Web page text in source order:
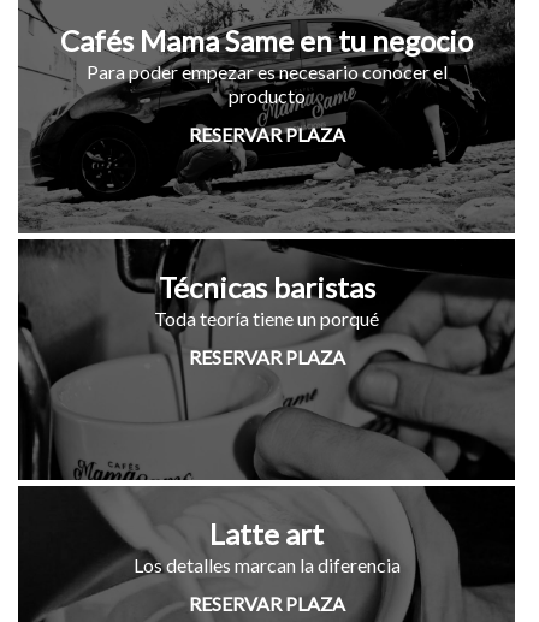
Cafés Mama Same en tu negocio
Para poder empezar es necesario conocer el
producto
RESERVAR PLAZA
Técnicas baristas
Toda teoría tiene un porqué
RESERVAR PLAZA
Latte art
Los detalles marcan la diferencia
RESERVAR PLAZA